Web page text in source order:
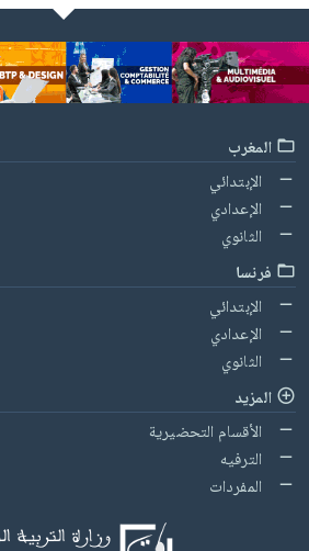
المغرب
الإبتدائي
الإعدادي
الثانوي
فرنسا
الإبتدائي
الإعدادي
الثانوي
المزيد
الأقسام التحضيرية
الترفيه
المفردات